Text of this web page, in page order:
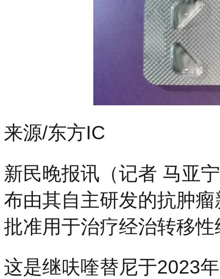
来源/东方IC
新民晚报讯（记者 马亚
布由其自主研发的抗肿
批准用于治疗经治转移
这是继呋喹替尼于2023